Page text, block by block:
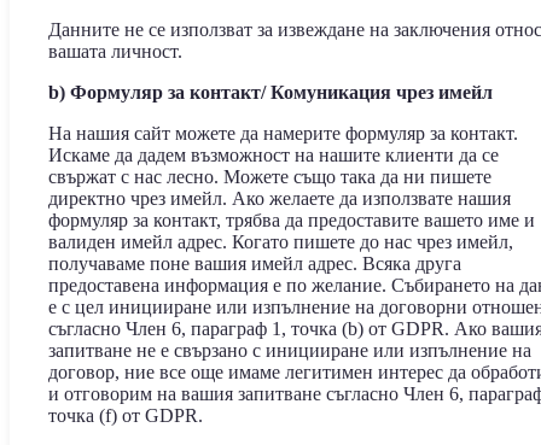
Данните не се използват за извеждане на заключения
вашата личност.
b) Формуляр за контакт/ Комуникация чрез имейл
На нашия сайт можете да намерите формуляр за контакт.
Искаме да дадем възможност на нашите клиенти да се
свържат с нас лесно. Можете също така да ни пишете
директно чрез имейл. Ако желаете да използвате нашия
формуляр за контакт, трябва да предоставите вашето име и
валиден имейл адрес. Когато пишете до нас чрез имейл,
получаваме поне вашия имейл адрес. Всяка друга
предоставена информация е по желание. Събирането на
е с цел иницииране или изпълнение на договорни
съгласно Член 6, параграф 1, точка (b) от GDPR. Ако
запитване не е свързано с иницииране или изпълнение на
договор, ние все още имаме легитимен интерес да
и отговорим на вашия запитване съгласно Член 6,
точка (f) от GDPR.